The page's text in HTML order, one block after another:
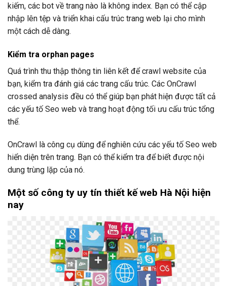
kiếm, các bot về trang nào là không index. Bạn có thể cập
nhập lên tệp và triển khai cấu trúc trang web lại cho mình
một cách dễ dàng.
Kiểm tra orphan pages
Quá trình thu thập thông tin liên kết để crawl website của
bạn, kiểm tra đánh giá các trang cấu trúc. Các OnCrawl
crossed analysis đều có thể giúp bạn phát hiện được tất cả
các yếu tố Seo web và trang hoạt động tối ưu cấu trúc tổng
thể.
OnCrawl là công cụ dùng để nghiên cứu các yếu tố Seo web
hiển diện trên trang. Bạn có thể kiểm tra để biết được nội
dung trùng lặp của nó.
Một số công ty uy tín thiết kế web Hà Nội hiện
nay